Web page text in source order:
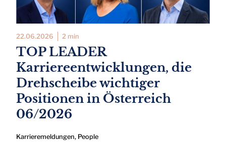
22.06.2026 2 min
TOP LEADER
Karriereentwicklungen, die
Drehscheibe wichtiger
Positionen in Österreich
06/2026
Karrieremeldungen, People